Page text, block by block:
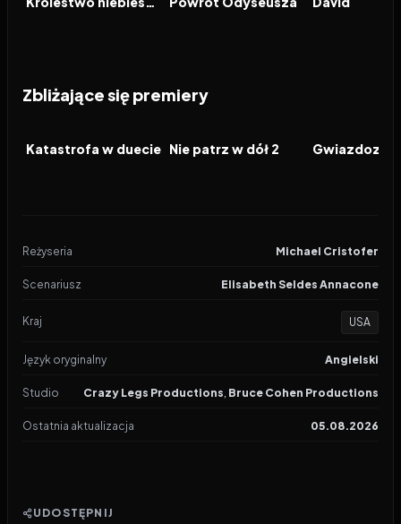
Zbliżające się premiery
FILM
Katastrofa w duecie FILM
Nie patrz w dół 2 FILM
Reżyseria Michael Cristofer
Scenariusz Elisabeth Seldes Annacone
Kraj USA
Język oryginalny Angielski
Studio Crazy Legs Productions, Bruce Cohen Productions
Ostatnia aktualizacja 05.08.2026
UDOSTĘPNIJ